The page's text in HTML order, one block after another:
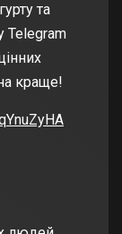
та
Telegram
краще!